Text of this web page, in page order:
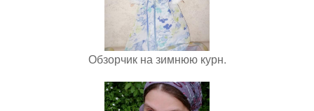
Обзорчик на зимнюю курн.